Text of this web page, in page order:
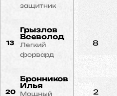
защитник
13
Грызлов
Всеволод
Легкий
форвард
8
20
Бронников
Илья
Мощный
2